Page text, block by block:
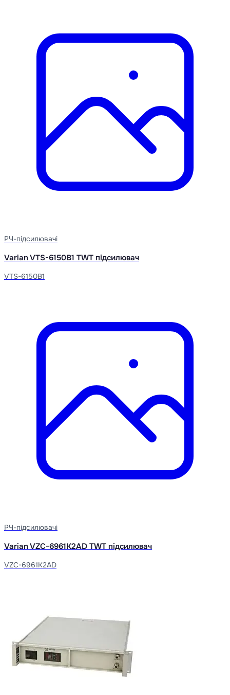
РЧ-підсилювачі
Varian VTS-6150B1 TWT підсилювач
VTS-6150B1
РЧ-підсилювачі
Varian VZC-6961K2AD TWT підсилювач
VZC-6961K2AD